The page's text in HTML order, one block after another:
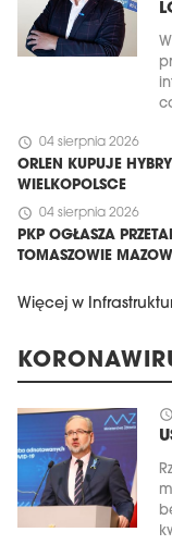
schedule 04 sierpnia 2026
ORLEN KUPUJE
WIELKOPOLSCE
schedule 04 sierpnia 2026
PKP OGŁASZA
TOMASZOWIE
Więcej w
schedule